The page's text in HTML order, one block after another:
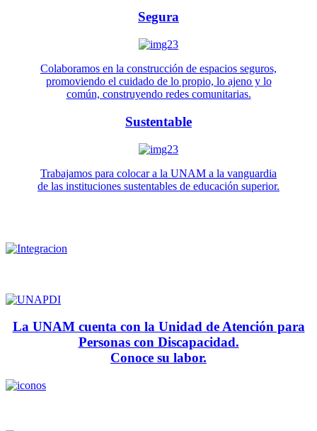
Segura
Colaboramos en la construcción de espacios seguros,
promoviendo el cuidado de lo propio, lo ajeno y lo
común, construyendo redes comunitarias.
Sustentable
Trabajamos para colocar a la UNAM a la vanguardia
de las instituciones sustentables de educación superior.
La UNAM cuenta con la Unidad de Atención para
Personas con Discapacidad.
Conoce su labor.